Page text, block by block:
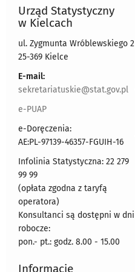
Urząd Statystyczny
w Kielcach
ul. Zygmunta Wróblewskiego 2
25-369 Kielce
E-mail:
sekretariatuskie@stat.gov.pl
e-PUAP
e-Doręczenia:
AE:PL-97139-46357-FGUIH-16
Infolinia Statystyczna: 22 279
99 99
(opłata zgodna z taryfą
operatora)
Konsultanci są dostępni w dni
robocze:
pon.- pt.: godz. 8.00 - 15.00
Informacje